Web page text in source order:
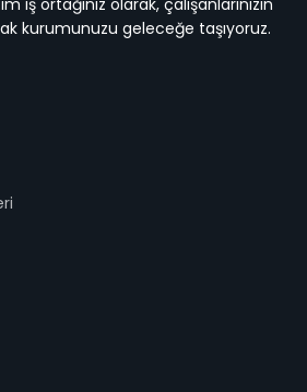
kurumunuzu geleceğe taşıyoruz.